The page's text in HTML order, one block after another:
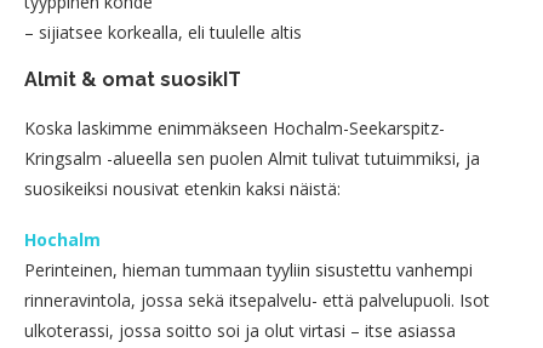
– sijiatsee korkealla, eli tuulelle altis
Almit & omat suosikIT
Koska laskimme enimmäkseen Hochalm-Seekarspitz-
Kringsalm -alueella sen puolen Almit tulivat tutuimmiksi, ja
suosikeiksi nousivat etenkin kaksi näistä:
Hochalm
Perinteinen, hieman tummaan tyyliin sisustettu vanhempi
rinneravintola, jossa sekä itsepalvelu- että palvelupuoli. Isot
ulkoterassi, jossa soitto soi ja olut virtasi – itse asiassa